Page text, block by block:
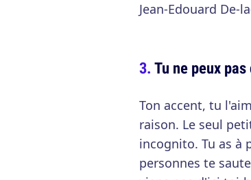
Jean-Edouard De-
Tu ne peux
Ton accent, tu
raison. Le seul
incognito. Tu as à
personnes te